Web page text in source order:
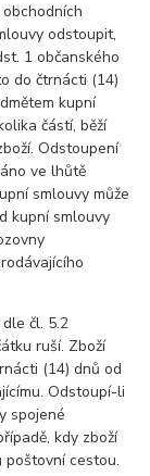
odstoupit,
1 občanského
do čtrnácti (14)
kupní
částí, běží
Odstoupení
ve lhůtě
smlouvy může
kupní smlouvy
čl. 5.2
ruší. Zboží
(14) dnů od
Odstoupí-li
spojené
kdy zboží
poštovní cestou.